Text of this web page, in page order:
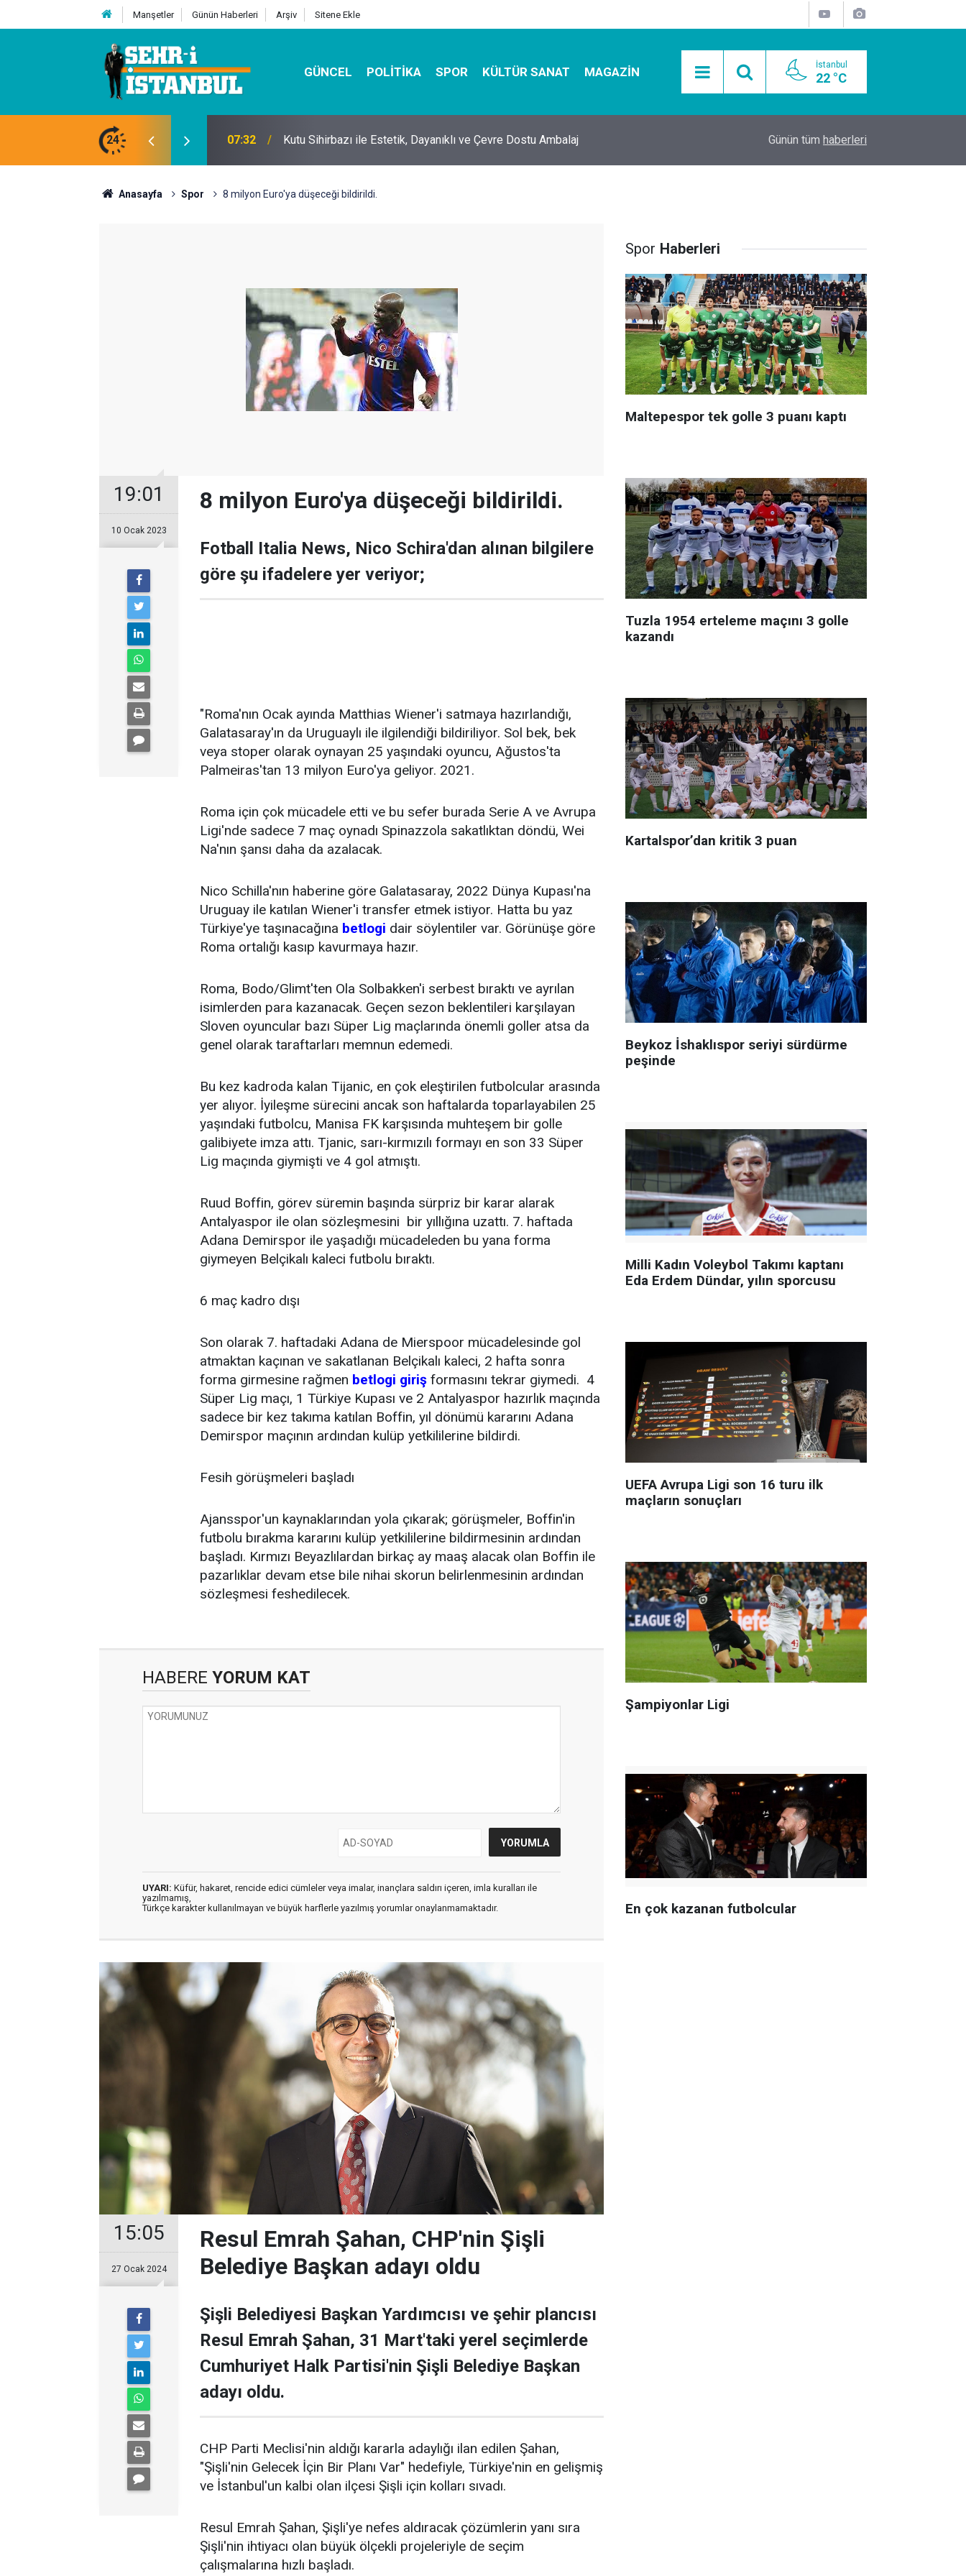
Manşetler Günün Haberleri Arşiv Sitene Ekle
GÜNCEL POLITIKA SPOR KÜLTÜR SANAT MAGAZIN İstanbul
22 °C
24 07:32 Kutu Sihirbazı ile Estetik, Dayanıklı ve Çevre Dostu Ambalaj Mobil Araçlarla Hayır Lokması Dağıtımının
Günün tüm haberleri
Anasayfa Spor 8 milyon Euro'ya düşeceği bildirildi.
19:01
10 Ocak 2023
8 milyon Euro'ya düşeceği bildirildi.
Fotball Italia News, Nico Schira'dan alınan bilgilere
göre şu ifadelere yer veriyor;
"Roma'nın Ocak ayında Matthias Wiener'i satmaya hazırlandığı,
Galatasaray'ın da Uruguaylı ile ilgilendiği bildiriliyor. Sol bek, bek
veya stoper olarak oynayan 25 yaşındaki oyuncu, Ağustos'ta
Palmeiras'tan 13 milyon Euro'ya geliyor. 2021.
Roma için çok mücadele etti ve bu sefer burada Serie A ve Avrupa
Ligi'nde sadece 7 maç oynadı Spinazzola sakatlıktan döndü, Wei
Na'nın şansı daha da azalacak.
Nico Schilla'nın haberine göre Galatasaray, 2022 Dünya Kupası'na
Uruguay ile katılan Wiener'i transfer etmek istiyor. Hatta bu yaz
Türkiye'ye taşınacağına betlogi dair söylentiler var. Görünüşe göre
Roma ortalığı kasıp kavurmaya hazır.
Roma, Bodo/Glimt'ten Ola Solbakken'i serbest bıraktı ve ayrılan
isimlerden para kazanacak. Geçen sezon beklentileri karşılayan
Sloven oyuncular bazı Süper Lig maçlarında önemli goller atsa da
genel olarak taraftarları memnun edemedi.
Bu kez kadroda kalan Tijanic, en çok eleştirilen futbolcular arasında
yer alıyor. İyileşme sürecini ancak son haftalarda toparlayabilen 25
yaşındaki futbolcu, Manisa FK karşısında muhteşem bir golle
galibiyete imza attı. Tjanic, sarı-kırmızılı formayı en son 33 Süper
Lig maçında giymişti ve 4 gol atmıştı.
Ruud Boffin, görev süremin başında sürpriz bir karar alarak
Antalyaspor ile olan sözleşmesini bir yıllığına uzattı. 7. haftada
Adana Demirspor ile yaşadığı mücadeleden bu yana forma
giymeyen Belçikalı kaleci futbolu bıraktı.
6 maç kadro dışı
Son olarak 7. haftadaki Adana de Mierspoor mücadelesinde gol
atmaktan kaçınan ve sakatlanan Belçikalı kaleci, 2 hafta sonra
forma girmesine rağmen betlogi giriş formasını tekrar giymedi. 4
Süper Lig maçı, 1 Türkiye Kupası ve 2 Antalyaspor hazırlık maçında
sadece bir kez takıma katılan Boffin, yıl dönümü kararını Adana
Demirspor maçının ardından kulüp yetkililerine bildirdi.
Fesih görüşmeleri başladı
Ajansspor'un kaynaklarından yola çıkarak; görüşmeler, Boffin'in
futbolu bırakma kararını kulüp yetkililerine bildirmesinin ardından
başladı. Kırmızı Beyazlılardan birkaç ay maaş alacak olan Boffin ile
pazarlıklar devam etse bile nihai skorun belirlenmesinin ardından
sözleşmesi feshedilecek.
HABERE YORUM KAT
UYARI: Küfür, hakaret, rencide edici cümleler veya imalar, inançlara saldırı içeren, imla kuralları ile
yazılmamış,
Türkçe karakter kullanılmayan ve büyük harflerle yazılmış yorumlar onaylanmamaktadır.
15:05
27 Ocak 2024
Resul Emrah Şahan, CHP'nin Şişli
Belediye Başkan adayı oldu
Şişli Belediyesi Başkan Yardımcısı ve şehir plancısı
Resul Emrah Şahan, 31 Mart'taki yerel seçimlerde
Cumhuriyet Halk Partisi'nin Şişli Belediye Başkan
adayı oldu.
CHP Parti Meclisi'nin aldığı kararla adaylığı ilan edilen Şahan,
"Şişli'nin Gelecek İçin Bir Planı Var" hedefiyle, Türkiye'nin en gelişmiş
ve İstanbul'un kalbi olan ilçesi Şişli için kolları sıvadı.
Resul Emrah Şahan, Şişli'ye nefes aldıracak çözümlerin yanı sıra
Şişli'nin ihtiyacı olan büyük ölçekli projeleriyle de seçim
çalışmalarına hızlı başladı.
Spor Haberleri
Maltepespor tek golle 3 puanı kaptı
Tuzla 1954 erteleme maçını 3 golle
kazandı
Kartalspor’dan kritik 3 puan
Beykoz İshaklıspor seriyi sürdürme
peşinde
Milli Kadın Voleybol Takımı kaptanı
Eda Erdem Dündar, yılın sporcusu
UEFA Avrupa Ligi son 16 turu ilk
maçların sonuçları
Şampiyonlar Ligi
En çok kazanan futbolcular